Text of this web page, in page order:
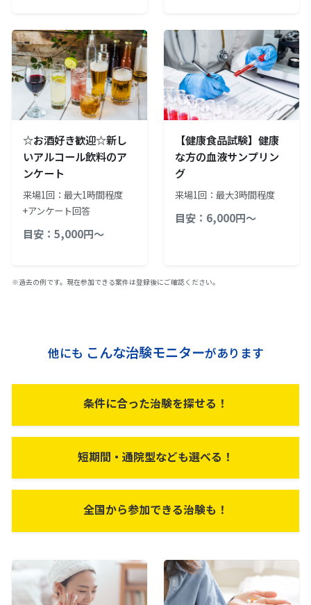
☆お酒好き歓迎☆新し
いアルコール飲料のア
ンケート
来場1回：最大1時間程度
+アンケート回答
目安：5,000円～
【健康食品試験】健康
な方の血液サンプリン
グ
来場1回：最大3時間程度
目安：6,000円～
※過去の例です。現在参加できる案件は登録後にご確認ください。
他にも こんな治験モニターがあります
条件に合った治験を探せる！
短期間・通院型なども選べる！
全国から参加できる治験も！